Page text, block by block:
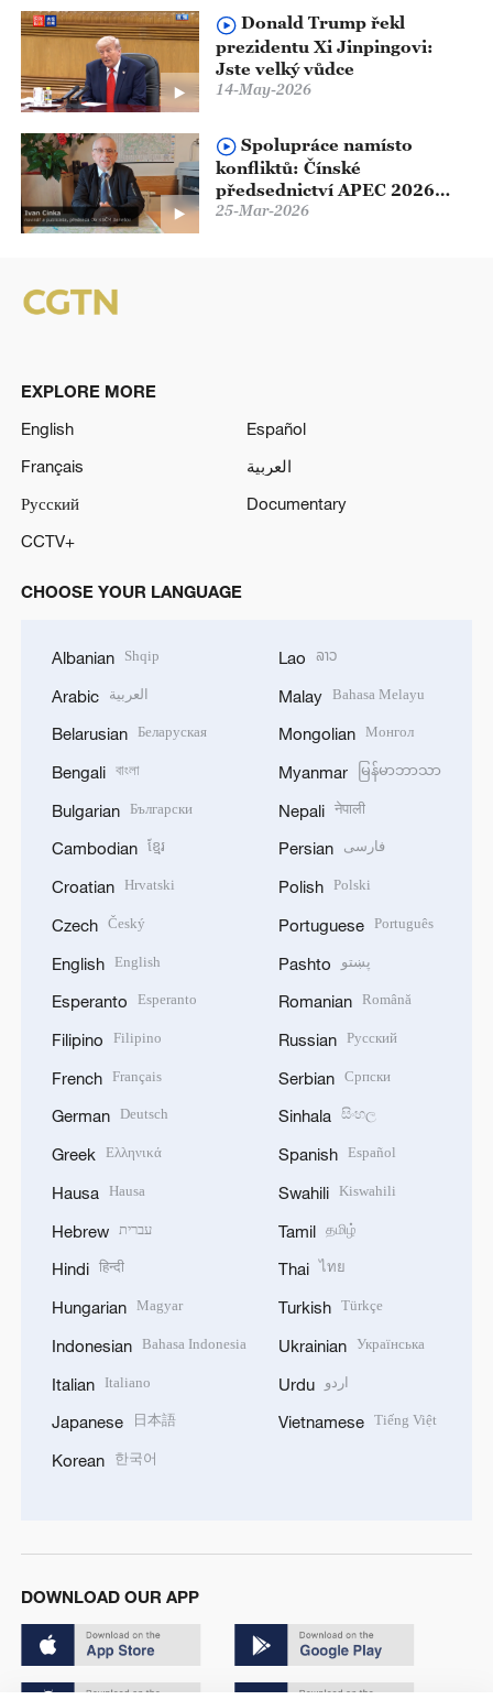
Donald Trump řekl
prezidentu Xi Jinpingovi:
Jste velký vůdce
14-May-2026
Spolupráce namísto
konfliktů: Čínské
předsednictví APEC 2026
klade důraz na otevřenost,
25-Mar-2026
EXPLORE MORE
English
Español
Français
العربية
Русский
Documentary
CCTV+
CHOOSE YOUR LANGUAGE
Albanian Shqip
Arabic العربية
Belarusian Беларуская
Bengali বাংলা
Bulgarian Български
Cambodian ខ្មែរ
Croatian Hrvatski
Czech Český
English English
Esperanto Esperanto
Filipino Filipino
French Français
German Deutsch
Greek Ελληνικά
Hausa Hausa
Hebrew עברית
Hindi हिन्दी
Hungarian Magyar
Indonesian Bahasa Indonesia
Italian Italiano
Japanese 日本語
Korean 한국어
Lao ລາວ
Malay Bahasa Melayu
Mongolian Монгол
Myanmar မြန်မာဘာသာ
Nepali नेपाली
Persian فارسی
Polish Polski
Portuguese Português
Pashto پښتو
Romanian Română
Russian Русский
Serbian Српски
Sinhala සිංහල
Spanish Español
Swahili Kiswahili
Tamil தமிழ்
Thai ไทย
Turkish Türkçe
Ukrainian Українська
Urdu اردو
Vietnamese Tiếng Việt
DOWNLOAD OUR APP